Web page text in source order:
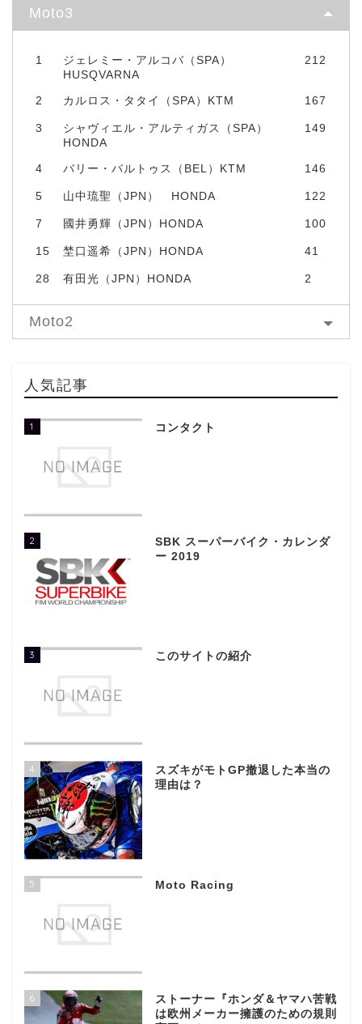
Moto3
1
ジェレミー・アルコバ（SPA）
HUSQVARNA
212
2 カルロス・タタイ（SPA）KTM 167
3
シャヴィエル・アルティガス（SPA）
HONDA
149
4 バリー・バルトゥス（BEL）KTM 146
5 山中琉聖（JPN） HONDA 122
7 國井勇輝（JPN）HONDA 100
15 埜口遥希（JPN）HONDA 41
28 有田光（JPN）HONDA 2
Moto2
人気記事
1 コンタクト
2
SBK スーパーバイク・カレンダ
ー 2019
3 このサイトの紹介
4
スズキがモトGP撤退した本当の
理由は？
5 Moto Racing
6
ストーナー『ホンダ＆ヤマハ苦戦
は欧州メーカー擁護のための規則